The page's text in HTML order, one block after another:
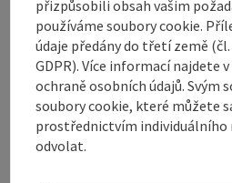
nabízí nádherný výhled na jezero.
W-LAN (zdarma)
přizpůsobili obsah vašim
používáme soubory cookie.
údaje předány do třetí země (čl.
GDPR). Více informací najdete
ochraně osobních údajů. Svým
soubory cookie, které můžete
prostřednictvím individuálního
odvolat.